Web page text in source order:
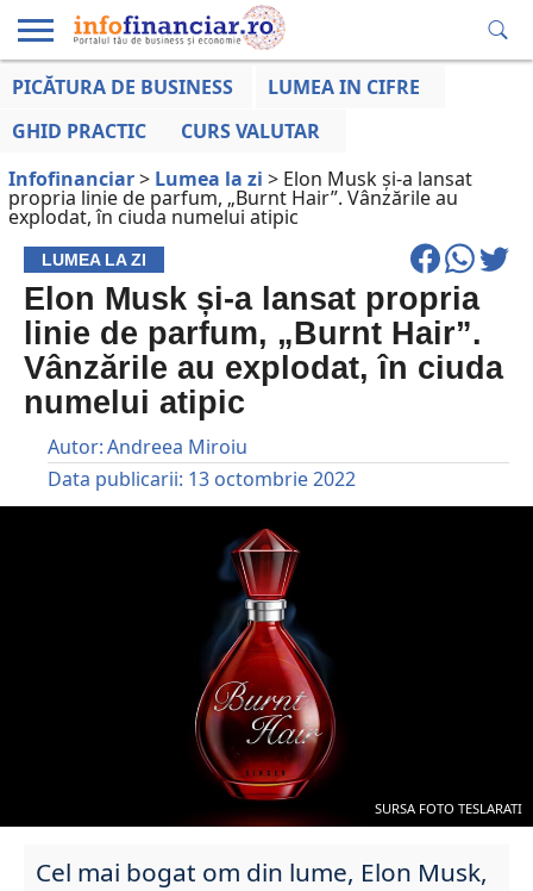
EDUCAȚIE
LA ZI
AFACERILOR
PICĂTURA DE BUSINESS
LUMEA IN CIFRE
GHID PRACTIC
CURS VALUTAR
Infofinanciar> Lumea la zi > Elon Musk și-a lansat
propria linie de parfum, „Burnt Hair”. Vânzările au
explodat, în ciuda numelui atipic
LUMEA LA ZI
Elon Musk și-a lansat propria
linie de parfum, „Burnt Hair”.
Vânzările au explodat, în ciuda
numelui atipic
Autor:Andreea Miroiu
Data publicarii: 13 octombrie 2022
SURSA FOTO TESLARATI
Cel mai bogat om din lume, Elon Musk,